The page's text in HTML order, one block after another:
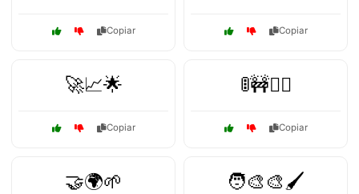
Copiar Copiar
🚀📈🌟
Copiar
🚦🚧👮‍♂️
Copiar
🤝🌍🌱 🧑‍🎨🎨🖌️